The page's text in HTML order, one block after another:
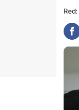
Red: